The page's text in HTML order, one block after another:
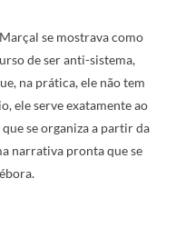
se mostrava como
de ser anti-sistema,
na prática, ele não tem
ele serve exatamente ao
se organiza a partir da
narrativa pronta que se